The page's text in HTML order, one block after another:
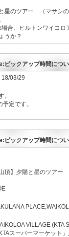
星のツアー （マサシ
合、ヒルトンワイコロ
うか？
ピックアップ時間につ
18/03/29
。
定です。
ピックアップ時間につ
頂】夕陽と星のツアー
VILLAGE (KTA
スーパーマーケット」